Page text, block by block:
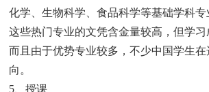
化学、生物科学、食品科学等基础学科专
这些热门专业的文凭含金量较高，但学习
而且由于优势专业较多，不少中国学生
向。
5、授课